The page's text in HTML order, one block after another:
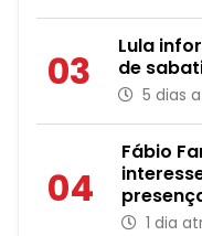
03
Lula
de
5 dias
04
Fábio
1 dia